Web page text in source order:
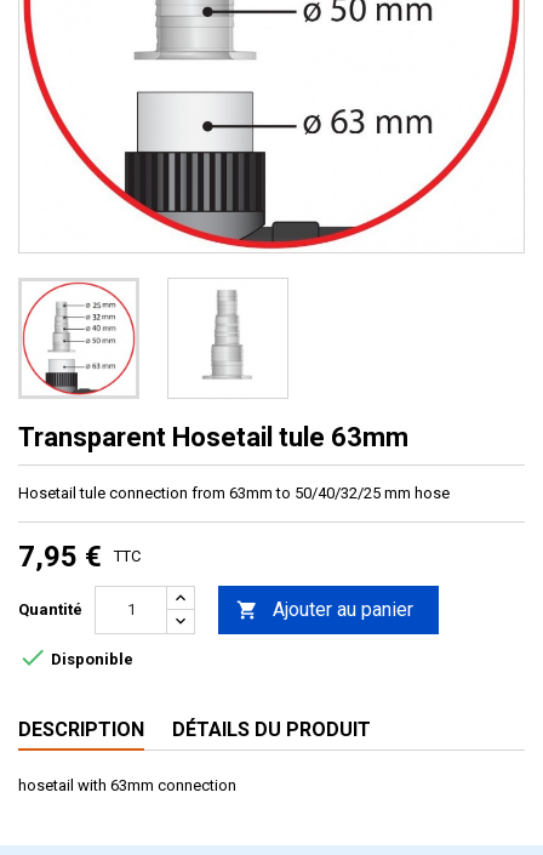
Transparent Hosetail tule 63mm
Hosetail tule connection from 63mm to 50/40/32/25 mm hose
7,95 € TTC
Quantité  Ajouter au panier
 Disponible
DESCRIPTION DÉTAILS DU PRODUIT
hosetail with 63mm connection